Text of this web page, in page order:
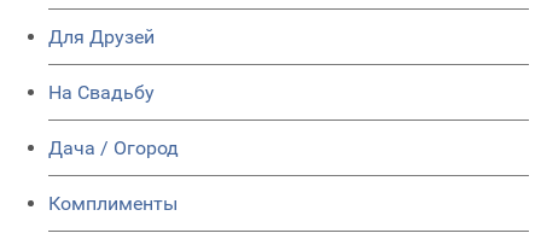
Для Друзей
На Свадьбу
Дача / Огород
Комплименты